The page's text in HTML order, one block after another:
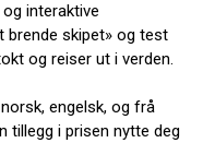
interaktive
brende skipet» og test
og reiser ut i verden.
engelsk, og frå
tillegg i prisen nytte deg